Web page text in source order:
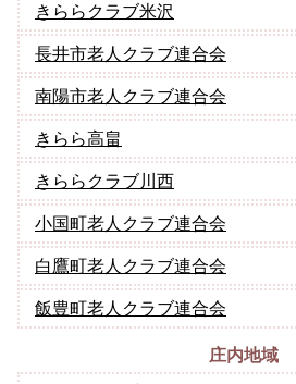
きららクラブ米沢
長井市老人クラブ連合会
南陽市老人クラブ連合会
きらら高畠
きららクラブ川西
小国町老人クラブ連合会
白鷹町老人クラブ連合会
飯豊町老人クラブ連合会
庄内地域